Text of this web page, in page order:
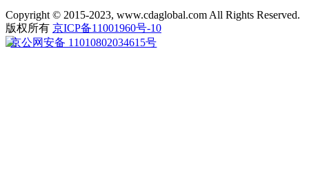
Copyright © 2015-2023, www.cdaglobal.com All Rights Reserved.
版权所有 京ICP备11001960号-10
京公网安备 11010802034615号